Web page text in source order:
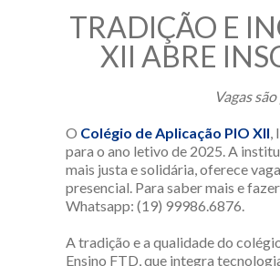
TRADIÇÃO E
XII ABRE
Vagas
O Colégio de Aplicação PIO XII
para o ano letivo de 2025. A
mais justa e solidária, oferece
presencial. Para saber mais e
Whatsapp: (19) 99986.6876.
A tradição e a qualidade do
Ensino FTD, que integra